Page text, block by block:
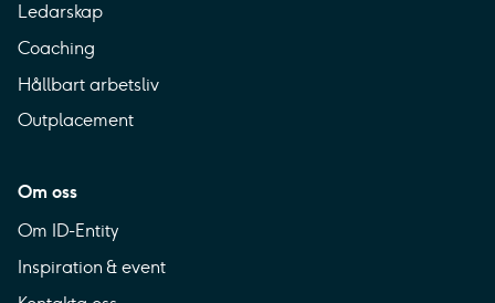
Ledarskap
Coaching
Hållbart arbetsliv
Outplacement
Om oss
Om ID-Entity
Inspiration & event